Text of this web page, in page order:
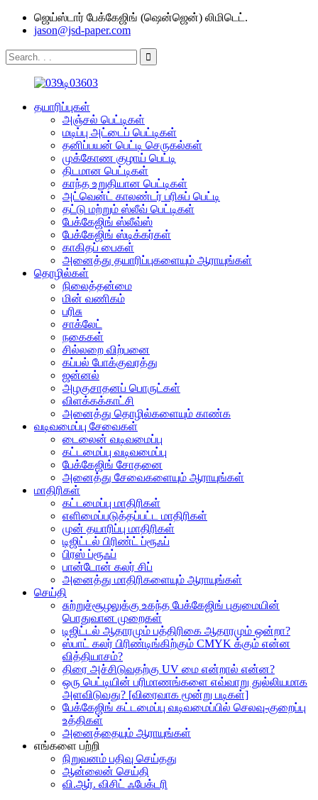
ஜெய்ஸ்டார் பேக்கேஜிங் (ஷென்ஜென்) லிமிடெட்.
jason@jsd-paper.com
தயாரிப்புகள்
அஞ்சல் பெட்டிகள்
மடிப்பு அட்டைப் பெட்டிகள்
தனிப்பயன் பெட்டி செருகல்கள்
முக்கோண குழாய் பெட்டி
திடமான பெட்டிகள்
காந்த உறுதியான பெட்டிகள்
அட்வென்ட் காலண்டர் பரிசுப் பெட்டி
தட்டு மற்றும் ஸ்லீவ் பெட்டிகள்
பேக்கேஜிங் ஸ்லீவ்ஸ்
பேக்கேஜிங் ஸ்டிக்கர்கள்
காகிதப் பைகள்
அனைத்து தயாரிப்புகளையும் ஆராயுங்கள்
தொழில்கள்
நிலைத்தன்மை
மின் வணிகம்
பரிசு
சாக்லேட்
நகைகள்
சில்லறை விற்பனை
கப்பல் போக்குவரத்து
ஜன்னல்
அழகுசாதனப் பொருட்கள்
விளக்கக்காட்சி
அனைத்து தொழில்களையும் காண்க
வடிவமைப்பு சேவைகள்
டைலைன் வடிவமைப்பு
கட்டமைப்பு வடிவமைப்பு
பேக்கேஜிங் சோதனை
அனைத்து சேவைகளையும் ஆராயுங்கள்
மாதிரிகள்
கட்டமைப்பு மாதிரிகள்
எளிமைப்படுத்தப்பட்ட மாதிரிகள்
முன் தயாரிப்பு மாதிரிகள்
டிஜிட்டல் பிரிண்ட் ப்ரூஃப்
பிரஸ் ப்ரூஃப்
பான்டோன் கலர் சிப்
அனைத்து மாதிரிகளையும் ஆராயுங்கள்
செய்தி
சுற்றுச்சூழலுக்கு உகந்த பேக்கேஜிங் புதுமையின்
பொதுவான முறைகள்
டிஜிட்டல் ஆதாரமும் பத்திரிகை ஆதாரமும் ஒன்றா?
ஸ்பாட் கலர் பிரிண்டிங்கிற்கும் CMYK க்கும் என்ன
வித்தியாசம்?
திரை அச்சிடுவதற்கு UV மை என்றால் என்ன?
ஒரு பெட்டியின் பரிமாணங்களை எவ்வாறு துல்லியமாக
அளவிடுவது? [விரைவாக மூன்று படிகள்]
பேக்கேஜிங் கட்டமைப்பு வடிவமைப்பில் செலவு-குறைப்பு
உத்திகள்
அனைத்தையும் ஆராயுங்கள்
எங்களை பற்றி
நிறுவனம் பதிவு செய்தது
ஆன்லைன் செய்தி
வி.ஆர். விசிட் ஃபேக்டரி